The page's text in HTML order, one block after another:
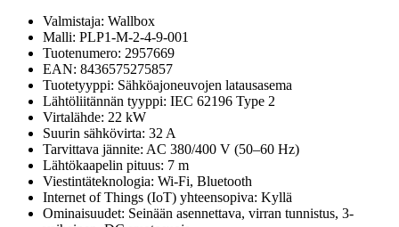
Valmistaja: Wallbox
Malli: PLP1-M-2-4-9-001
Tuotenumero: 2957669
EAN: 8436575275857
Tuotetyyppi: Sähköajoneuvojen latausasema
Lähtöliitännän tyyppi: IEC 62196 Type 2
Virtalähde: 22 kW
Suurin sähkövirta: 32 A
Tarvittava jännite: AC 380/400 V (50–60 Hz)
Lähtökaapelin pituus: 7 m
Viestintäteknologia: Wi-Fi, Bluetooth
Internet of Things (IoT) yhteensopiva: Kyllä
Ominaisuudet: Seinään asennettava, virran tunnistus, 3-